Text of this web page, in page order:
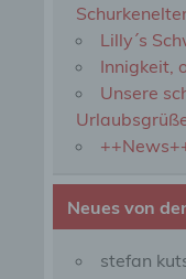
Lilly´s
Innigkeit,
Unsere
Neues von
stefan